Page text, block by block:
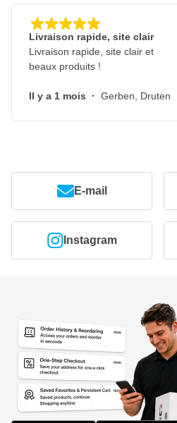
Livraison rapide, site clair
Livraison rapide, site clair et
beaux produits !
Il y a 1 mois · Gerben, Druten
E-mail
Instagram